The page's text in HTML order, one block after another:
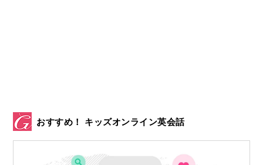
おすすめ！ キッズオンライン英会話